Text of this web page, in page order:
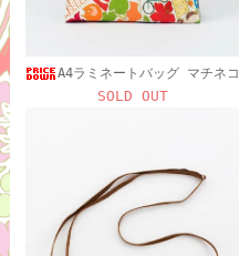
A4ラミネートバッグ マチネコ
SOLD OUT